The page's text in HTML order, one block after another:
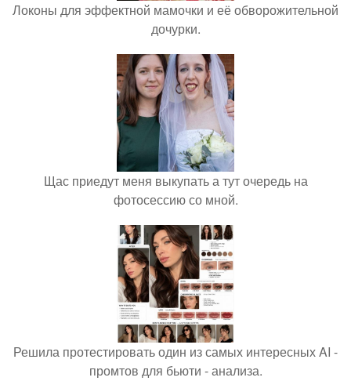
Локоны для эффектной мамочки и её обворожительной
дочурки.
Щас приедут меня выкупать а тут очередь на
фотосессию со мной.
Решила протестировать один из самых интересных AI -
промтов для бьюти - анализа.